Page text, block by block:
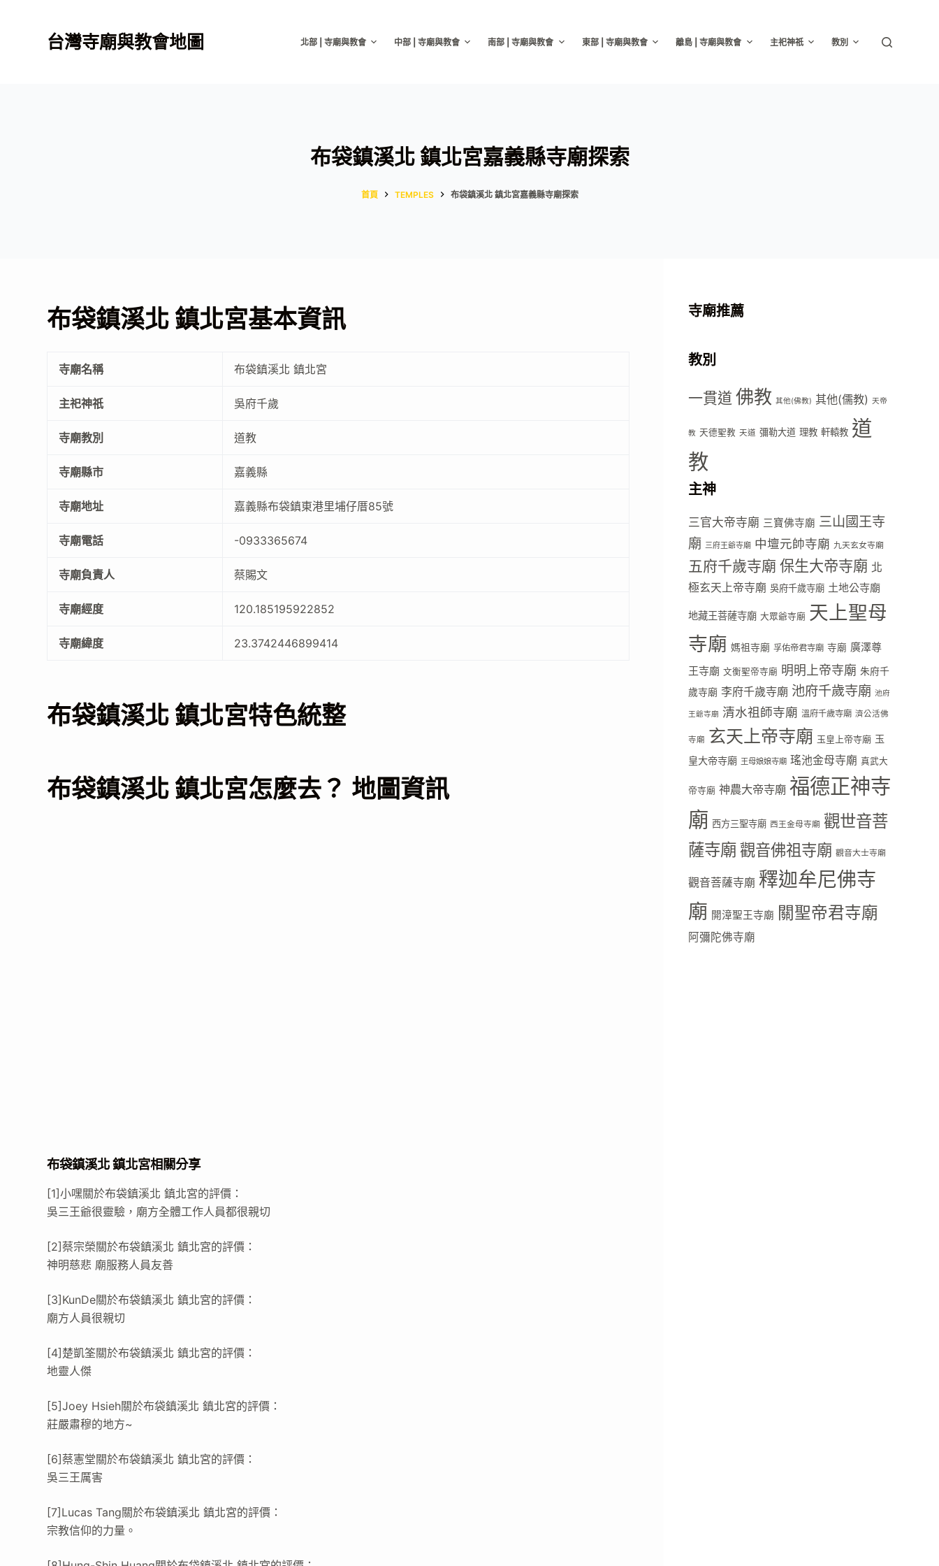
台灣寺廟與教會地圖 北部 | 寺廟與教會 中部 | 寺廟與教會 南部 | 寺廟與教會 東部 | 寺廟與教會 離島 | 寺廟與教會 主祀神祇 教別
布袋鎮溪北 鎮北宮嘉義縣寺廟探索
首頁 TEMPLES 布袋鎮溪北 鎮北宮嘉義縣寺廟探索
布袋鎮溪北 鎮北宮基本資訊
寺廟名稱 布袋鎮溪北 鎮北宮
主祀神祇 吳府千歲
寺廟教別 道教
寺廟縣市 嘉義縣
寺廟地址 嘉義縣布袋鎮東港里埔仔厝85號
寺廟電話 -0933365674
寺廟負責人 蔡賜文
寺廟經度 120.185195922852
寺廟緯度 23.3742446899414
布袋鎮溪北 鎮北宮特色統整
布袋鎮溪北 鎮北宮怎麼去？ 地圖資訊
布袋鎮溪北 鎮北宮相關分享
[1]小嘿關於布袋鎮溪北 鎮北宮的評價：
吳三王爺很靈驗，廟方全體工作人員都很親切
[2]蔡宗榮關於布袋鎮溪北 鎮北宮的評價：
神明慈悲 廟服務人員友善
[3]KunDe關於布袋鎮溪北 鎮北宮的評價：
廟方人員很親切
[4]楚凱筌關於布袋鎮溪北 鎮北宮的評價：
地靈人傑
[5]Joey Hsieh關於布袋鎮溪北 鎮北宮的評價：
莊嚴肅穆的地方~
[6]蔡憲堂關於布袋鎮溪北 鎮北宮的評價：
吳三王厲害
[7]Lucas Tang關於布袋鎮溪北 鎮北宮的評價：
宗教信仰的力量。
寺廟推薦
教別
一貫道 佛教 其他(佛教) 其他(儒教) 天帝
教 天德聖教 天道 彌勒大道 理教 軒轅教 道
教
主神
三官大帝寺廟 三寶佛寺廟 三山國王寺
廟 三府王爺寺廟 中壇元帥寺廟 九天玄女寺廟
五府千歲寺廟 保生大帝寺廟 北
極玄天上帝寺廟 吳府千歲寺廟 土地公寺廟
地藏王菩薩寺廟 大眾爺寺廟 天上聖母
寺廟 媽祖寺廟 孚佑帝君寺廟 寺廟 廣澤尊
王寺廟 文衡聖帝寺廟 明明上帝寺廟 朱府千
歲寺廟 李府千歲寺廟 池府千歲寺廟 池府
王爺寺廟 清水祖師寺廟 溫府千歲寺廟 濟公活佛
寺廟 玄天上帝寺廟 玉皇上帝寺廟 玉
皇大帝寺廟 王母娘娘寺廟 瑤池金母寺廟 真武大
帝寺廟 神農大帝寺廟 福德正神寺
廟 西方三聖寺廟 西王金母寺廟 觀世音菩
薩寺廟觀音佛祖寺廟 觀音大士寺廟
觀音菩薩寺廟 釋迦牟尼佛寺
廟 開漳聖王寺廟 關聖帝君寺廟
阿彌陀佛寺廟